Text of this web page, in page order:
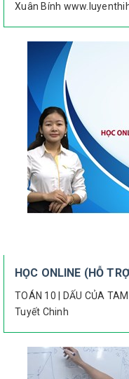
Xuân Bính
HỌC ONLINE (HỖ
TOÁN 10 | DẤU CỦA
Tuyết Chinh